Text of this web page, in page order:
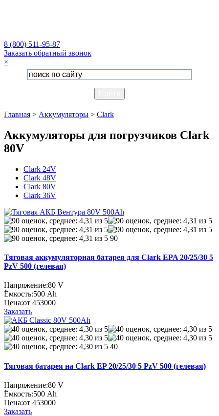
8 (800) 511-95-87
Заказать обратный звонок
×
Главная > Аккумуляторы > Clark
Аккумуляторы для погрузчиков Clark
80V
Clark 24V
Clark 48V
Clark 80V
Clark 36V
90
Тяговая аккумуляторная батарея для Clark EPA 20/25/30 5
PzV 500 (гелевая)
Напряжение:80 V
Ёмкость:500 Ah
Цена:от 453000
Заказать
40
Тяговая батарея на Clark EP 20/25/30 5 PzV 500 (гелевая)
Напряжение:80 V
Ёмкость:500 Ah
Цена:от 453000
Заказать